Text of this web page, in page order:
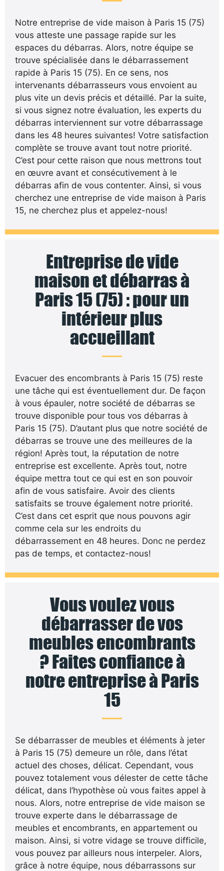
Notre entreprise de vide maison à Paris 15 (75)
vous atteste une passage rapide sur les
espaces du débarras. Alors, notre équipe se
trouve spécialisée dans le débarrassement
rapide à Paris 15 (75). En ce sens, nos
intervenants débarrasseurs vous envoient au
plus vite un devis précis et détaillé. Par la suite,
si vous signez notre évaluation, les experts du
débarras interviennent sur votre débarrassage
dans les 48 heures suivantes! Votre satisfaction
complète se trouve avant tout notre priorité.
C’est pour cette raison que nous mettrons tout
en œuvre avant et consécutivement à le
débarras afin de vous contenter. Ainsi, si vous
cherchez une entreprise de vide maison à Paris
15, ne cherchez plus et appelez-nous!
Entreprise de vide
maison et débarras à
Paris 15 (75) : pour un
intérieur plus
accueillant
Evacuer des encombrants à Paris 15 (75) reste
une tâche qui est éventuellement dur. De façon
à vous épauler, notre société de débarras se
trouve disponible pour tous vos débarras à
Paris 15 (75). D’autant plus que notre société de
débarras se trouve une des meilleures de la
région! Après tout, la réputation de notre
entreprise est excellente. Après tout, notre
équipe mettra tout ce qui est en son pouvoir
afin de vous satisfaire. Avoir des clients
satisfaits se trouve également notre priorité.
C’est dans cet esprit que nous pouvons agir
comme cela sur les endroits du
débarrassement en 48 heures. Donc ne perdez
pas de temps, et contactez-nous!
Vous voulez vous
débarrasser de vos
meubles encombrants
? Faites confiance à
notre entreprise à Paris
15
Se débarrasser de meubles et éléments à jeter
à Paris 15 (75) demeure un rôle, dans l’état
actuel des choses, délicat. Cependant, vous
pouvez totalement vous délester de cette tâche
délicat, dans l’hypothèse où vous faites appel à
nous. Alors, notre entreprise de vide maison se
trouve experte dans le débarrassage de
meubles et encombrants, en appartement ou
maison. Ainsi, si votre vidage se trouve difficile,
vous pouvez par ailleurs nous interpeler. Alors,
grâce à notre équipe, nous débarrassons sur